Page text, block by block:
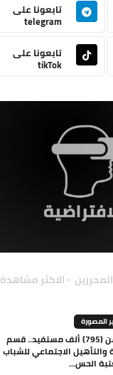
تابعونا على
telegram
تابعونا على
tikTok
الاكثر مشاهدة
المصورة
بأكثر من (795) ألف مستفيد.. قسم
والتأهيل الاجتماعي للشباب
الحس...